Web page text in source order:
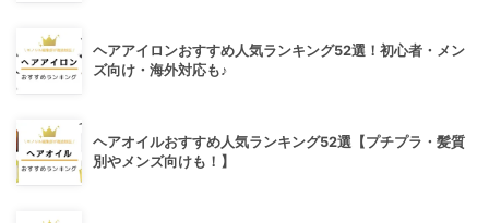
ヘアアイロンおすすめ人気ランキング52選！初心者・メン
ズ向け・海外対応も♪
ヘアオイルおすすめ人気ランキング52選【プチプラ・髪質
別やメンズ向けも！】